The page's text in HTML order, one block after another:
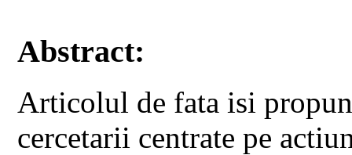
Abstract:
Articolul de fata isi
cercetarii centrate pe